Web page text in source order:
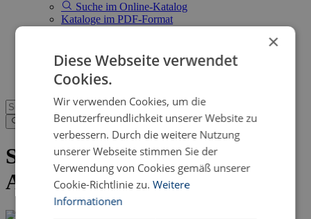
Suche im Online-Katalog
Kataloge im PDF-Format
FAQ
Shop
Senden Sie uns eine eBook-
Anfrage
×
Diese Webseite verwendet
Cookies.
Wir verwenden Cookies, um die
Benutzerfreundlichkeit unserer Website zu
verbessern. Durch die weitere Nutzung
unserer Webseite stimmen Sie der
Verwendung von Cookies gemäß unserer
Cookie-Richtlinie zu. Weitere
Informationen